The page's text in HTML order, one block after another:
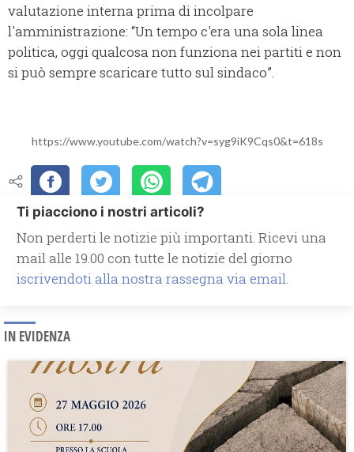
valutazione interna prima di incolpare
l'amministrazione: “Un tempo c'era una sola linea
politica, oggi qualcosa non funziona nei partiti e non
si può sempre scaricare tutto sul sindaco”.
https://www.youtube.com/watch?v=syg9iK9Cqs0&t=618s
Ti piacciono i nostri articoli?
Non perderti le notizie più importanti. Ricevi una
mail alle 19.00 con tutte le notizie del giorno
iscrivendoti alla nostra rassegna via email.
IN EVIDENZA